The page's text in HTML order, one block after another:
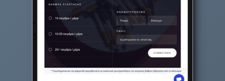
DETAILS